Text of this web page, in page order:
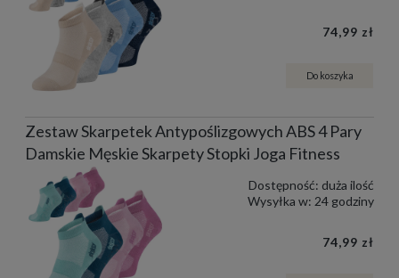
74,99 zł
Do koszyka
Zestaw Skarpetek Antypoślizgowych ABS 4 Pary
Damskie Męskie Skarpety Stopki Joga Fitness
Dostępność: duża ilość
Wysyłka w: 24 godziny
74,99 zł